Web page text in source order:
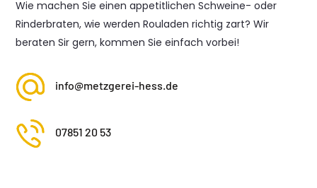
Wie machen Sie einen appetitlichen Schweine- oder
Rinderbraten, wie werden Rouladen richtig zart? Wir
beraten Sir gern, kommen Sie einfach vorbei!
info@metzgerei-hess.de
07851 20 53